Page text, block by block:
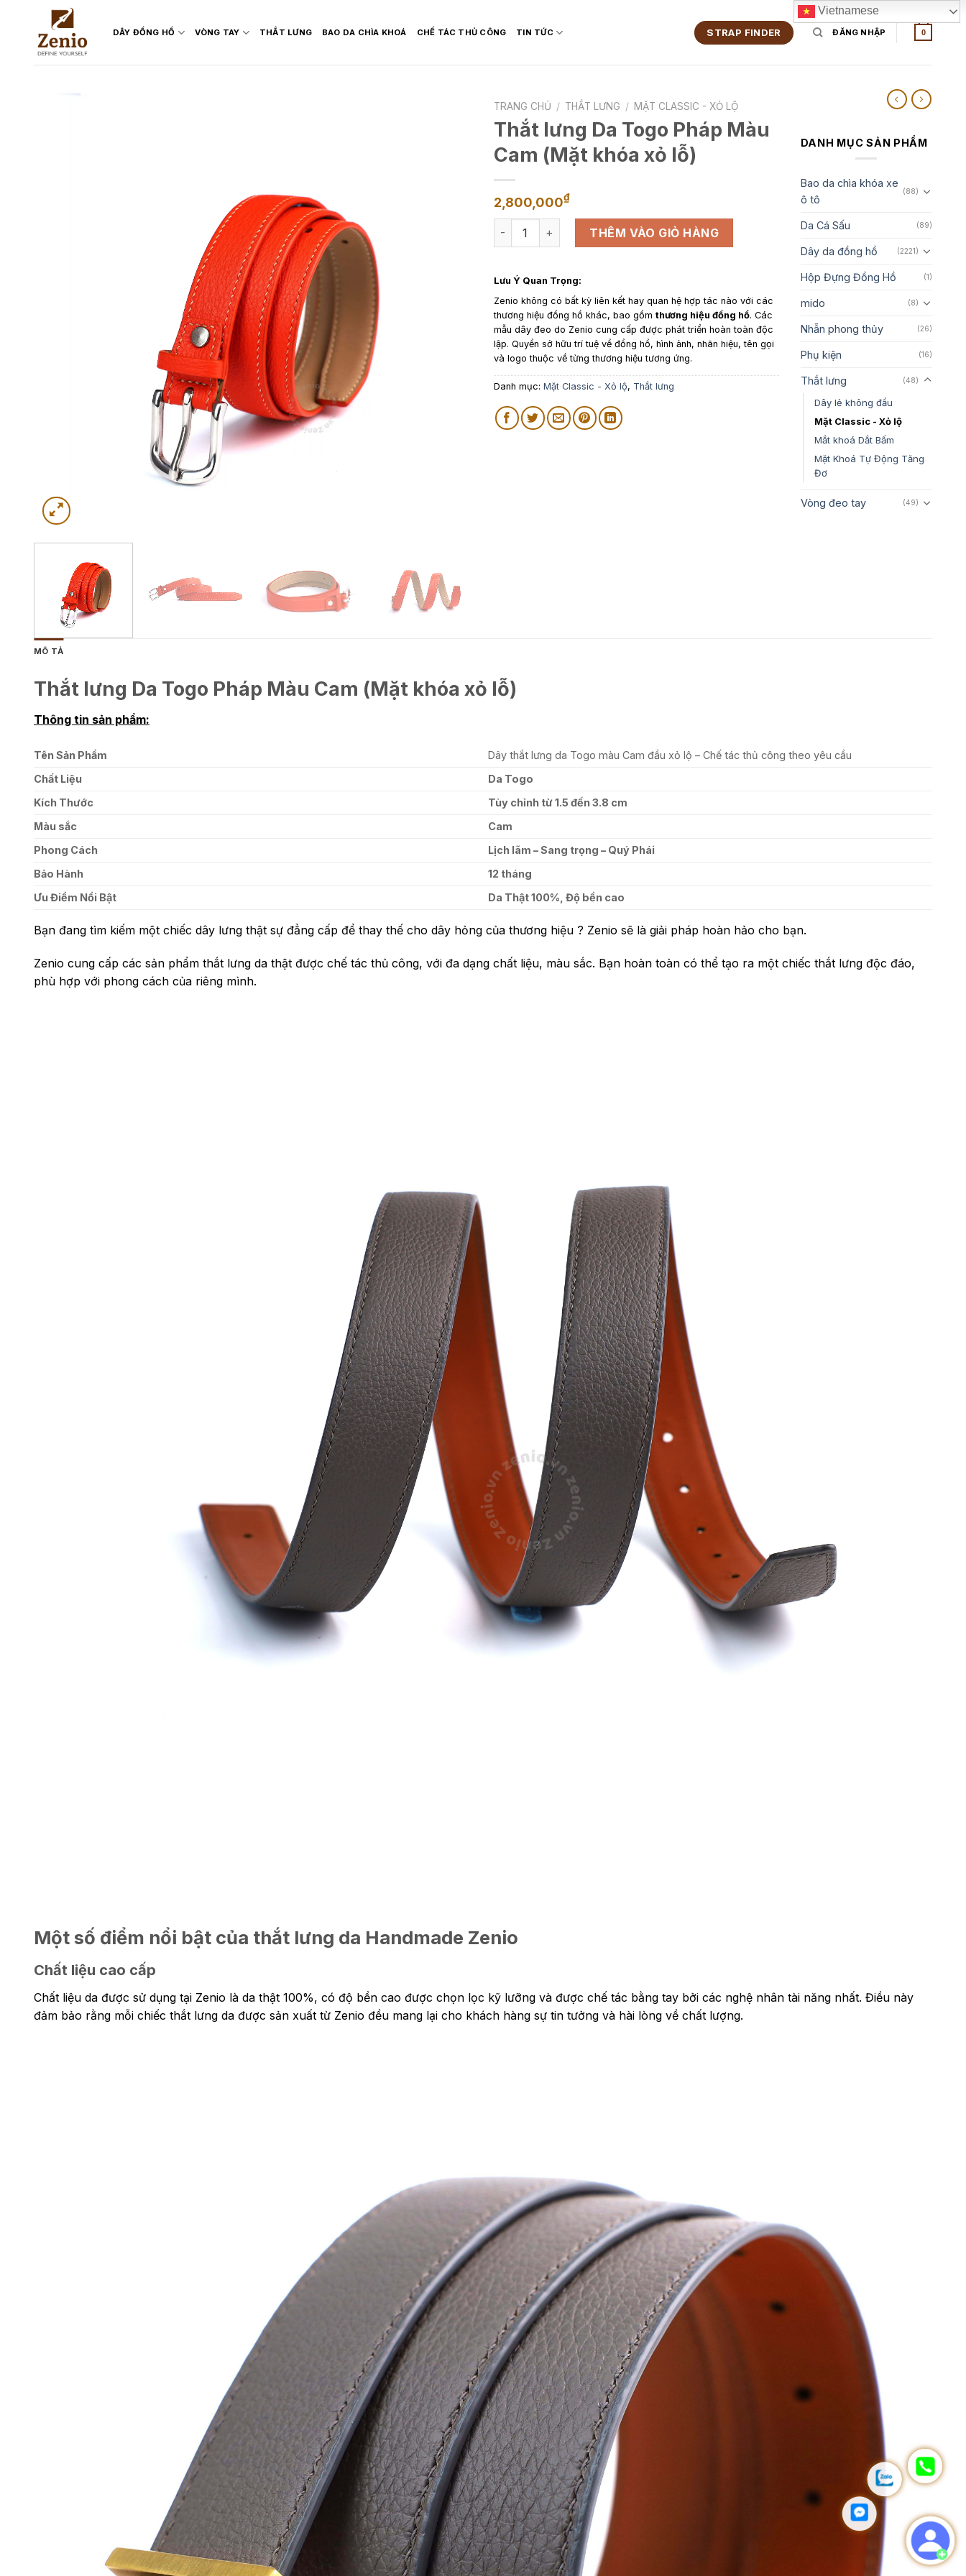
content
DÂY ĐỒNG HỒ VÒNG TAY THẮT LƯNG BAO DA CHÌA KHOÁ CHẾ TÁC THỦ CÔNG TIN TỨC STRAP FINDER ĐĂNG NHẬP 0
TRANG CHỦ / THẮT LƯNG / MẶT CLASSIC - XỎ LỘ
Thắt lưng Da Togo Pháp Màu
Cam (Mặt khóa xỏ lỗ)
2,800,000₫
Thắt lưng Da Togo Pháp Màu Cam (Mặt khóa xỏ lỗ) số lượng
THÊM VÀO GIỎ HÀNG
Lưu Ý Quan Trọng:
Zenio không có bất kỳ liên kết hay quan hệ hợp tác nào với các
thương hiệu đồng hồ khác, bao gồm thương hiệu đồng hồ. Các
mẫu dây đeo do Zenio cung cấp được phát triển hoàn toàn độc
lập. Quyền sở hữu trí tuệ về đồng hồ, hình ảnh, nhãn hiệu, tên gọi
và logo thuộc về từng thương hiệu tương ứng.
Danh mục: Mặt Classic - Xỏ lộ, Thắt lưng
DANH MỤC SẢN PHẨM
Bao da chìa khóa xe
ô tô
(88)
Da Cá Sấu (89)
Dây da đồng hồ (2221)
Hộp Đựng Đồng Hồ (1)
mido (8)
Nhẫn phong thủy (26)
Phụ kiện (16)
Thắt lưng (48)
Dây lẻ không đầu
Mặt Classic - Xỏ lộ
Mắt khoá Dắt Bấm
Mặt Khoá Tự Động Tăng
Đơ
Vòng đeo tay (49)
MÔ TẢ
Thắt lưng Da Togo Pháp Màu Cam (Mặt khóa xỏ lỗ)
Thông tin sản phẩm:
Tên Sản Phẩm
Dây thắt lưng da Togo màu Cam đầu xỏ lộ – Chế tác thủ công theo yêu cầu
Chất Liệu
Da Togo
Kích Thước
Tùy chỉnh từ 1.5 đến 3.8 cm
Màu sắc
Cam
Phong Cách
Lịch lãm – Sang trọng – Quý Phái
Bảo Hành
12 tháng
Ưu Điểm Nổi Bật
Da Thật 100%, Độ bền cao
Bạn đang tìm kiếm một chiếc dây lưng thật sự đẳng cấp để thay thế cho dây hỏng của thương hiệu ? Zenio sẽ là giải pháp hoàn hảo cho bạn.
Zenio cung cấp các sản phẩm thắt lưng da thật được chế tác thủ công, với đa dạng chất liệu, màu sắc. Bạn hoàn toàn có thể tạo ra một chiếc thắt lưng độc đáo,
phù hợp với phong cách của riêng mình.
Một số điểm nổi bật của thắt lưng da Handmade Zenio
Chất liệu cao cấp
Chất liệu da được sử dụng tại Zenio là da thật 100%, có độ bền cao được chọn lọc kỹ lưỡng và được chế tác bằng tay bởi các nghệ nhân tài năng nhất. Điều này
đảm bảo rằng mỗi chiếc thắt lưng da được sản xuất từ Zenio đều mang lại cho khách hàng sự tin tưởng và hài lòng về chất lượng.
Vietnamese